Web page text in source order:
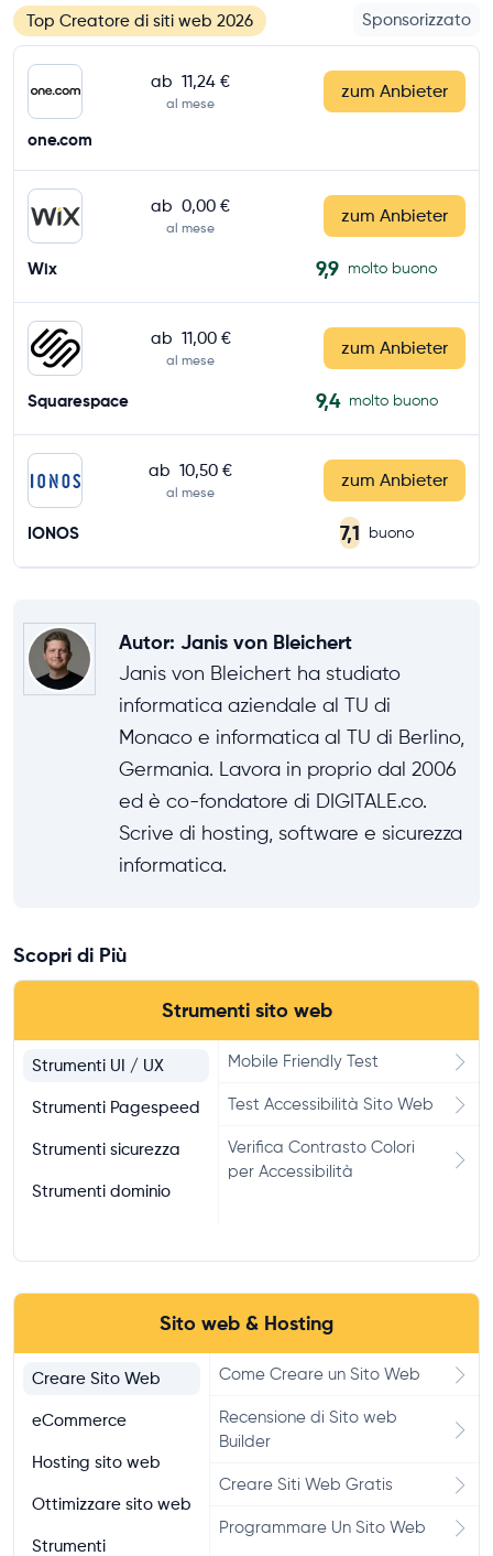
Top Creatore di siti web 2026 Sponsorizzato
ab 11,24 €
al mese
zum Anbieter
one.com
ab 0,00 €
al mese
zum Anbieter
Wix 9,9 molto buono
ab 11,00 €
al mese
zum Anbieter
Squarespace 9,4 molto buono
ab 10,50 €
al mese
zum Anbieter
IONOS 7,1 buono
Autor: Janis von Bleichert
Janis von Bleichert ha studiato
informatica aziendale al TU di
Monaco e informatica al TU di Berlino,
Germania. Lavora in proprio dal 2006
ed è co-fondatore di DIGITALE.co.
Scrive di hosting, software e sicurezza
informatica.
Scopri di Più
Strumenti sito web
Strumenti UI / UX
Strumenti Pagespeed
Strumenti sicurezza
Strumenti dominio
Mobile Friendly Test
Test Accessibilità Sito Web
Verifica Contrasto Colori
per Accessibilità
Sito web & Hosting
Creare Sito Web
eCommerce
Hosting sito web
Ottimizzare sito web
Strumenti
Come Creare un Sito Web
Recensione di Sito web
Builder
Creare Siti Web Gratis
Programmare Un Sito Web